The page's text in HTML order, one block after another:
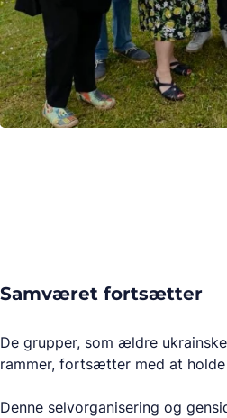
Samværet fortsætter
De grupper, som ældre
rammer, fortsætter med at
Denne selvorganisering og